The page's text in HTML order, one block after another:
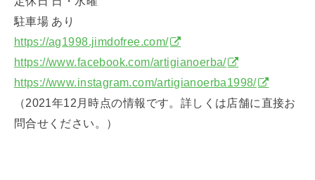
駐車場 あり
https://ag1998.jimdofree.com/
https://www.facebook.com/artigianoerba/
https://www.instagram.com/artigianoerba1998/
（2021年12月時点の情報です。詳しくは店舗に直接お
問合せください。）